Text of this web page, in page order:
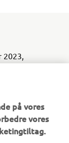
2023,
Yamaha’s
trail units;
Sidewinder
while
på vores
vores